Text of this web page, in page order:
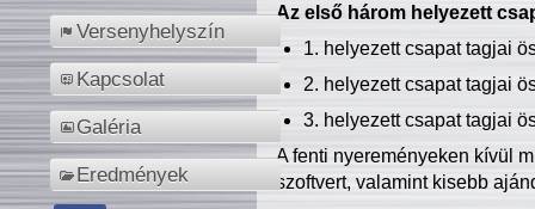
Versenyhelyszín
Kapcsolat
Galéria
Eredmények
Az első három helyezett
1. helyezett csapat tagjai
2. helyezett csapat tagjai
3. helyezett csapat tagjai
A fenti nyereményeken kívül
szoftvert, valamint kisebb